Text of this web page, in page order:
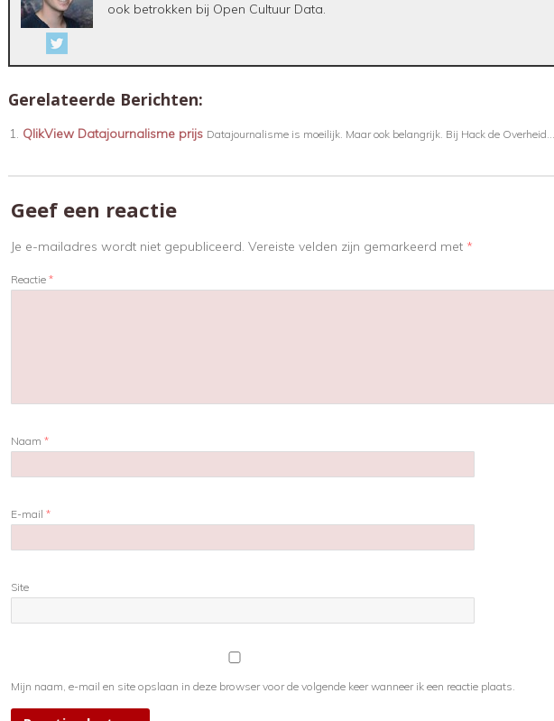
ook betrokken bij Open Cultuur Data.
Gerelateerde Berichten:
QlikView Datajournalisme prijs Datajournalisme is moeilijk. Maar ook belangrijk. Bij Hack de Overheid...
Geef een reactie
Je e-mailadres wordt niet gepubliceerd. Vereiste velden zijn gemarkeerd met *
Reactie *
Naam *
E-mail *
Site
Mijn naam, e-mail en site opslaan in deze browser voor de volgende keer wanneer ik een reactie plaats.